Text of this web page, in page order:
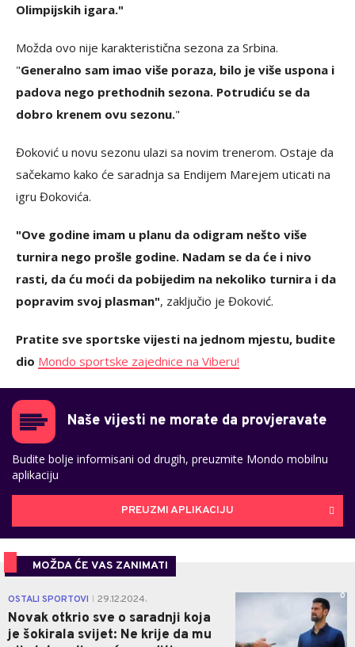
Olimpijskih igara."
Možda ovo nije karakteristična sezona za Srbina.
"Generalno sam imao više poraza, bilo je više uspona i
padova nego prethodnih sezona. Potrudiću se da
dobro krenem ovu sezonu."
Đoković u novu sezonu ulazi sa novim trenerom. Ostaje da
sačekamo kako će saradnja sa Endijem Marejem uticati na
igru Đokovića.
"Ove godine imam u planu da odigram nešto više
turnira nego prošle godine. Nadam se da će i nivo
rasti, da ću moći da pobijedim na nekoliko turnira i da
popravim svoj plasman", zaključio je Đoković.
Pratite sve sportske vijesti na jednom mjestu, budite
dio Mondo sportske zajednice na Viberu!
Naše vijesti ne morate da provjeravate
Budite bolje informisani od drugih, preuzmite Mondo mobilnu
aplikaciju
PREUZMI APLIKACIJU
MOŽDA ĆE VAS ZANIMATI
OSTALI SPORTOVI 29.12.2024.
Novak otkrio sve o saradnji koja
je šokirala svijet: Ne krije da mu
0